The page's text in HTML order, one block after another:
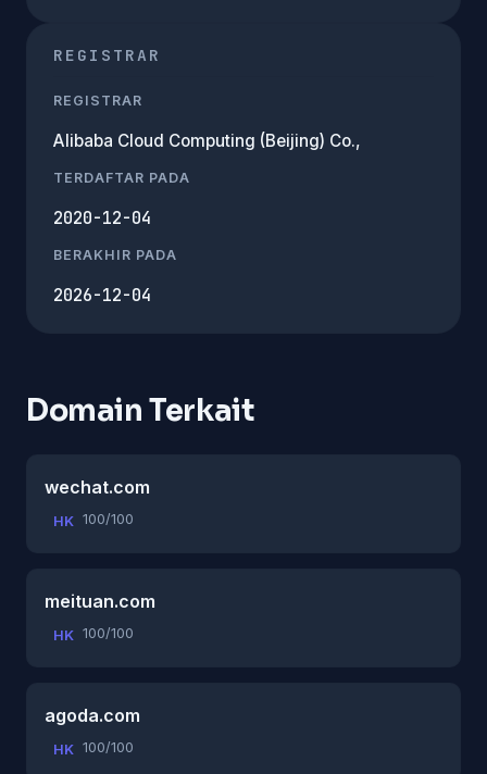
REGISTRAR
REGISTRAR
Alibaba Cloud Computing (Beijing) Co.,
TERDAFTAR PADA
2020-12-04
BERAKHIR PADA
2026-12-04
Domain Terkait
wechat.com
HK 100/100
meituan.com
HK 100/100
agoda.com
HK 100/100